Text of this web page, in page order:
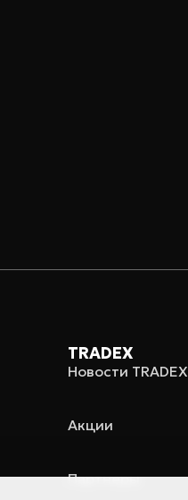
TRADEX
Новости TRADEX
Акции
Партнеры